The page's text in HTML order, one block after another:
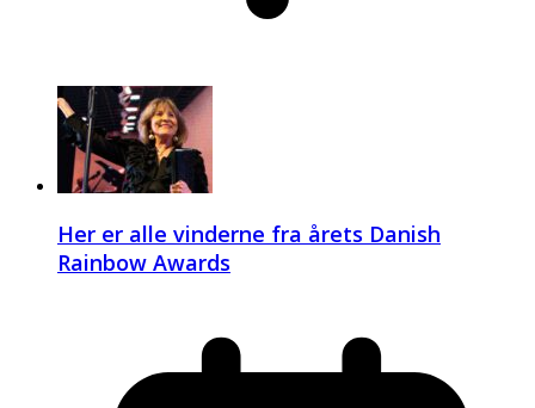
Her er alle vinderne fra årets Danish
Rainbow Awards